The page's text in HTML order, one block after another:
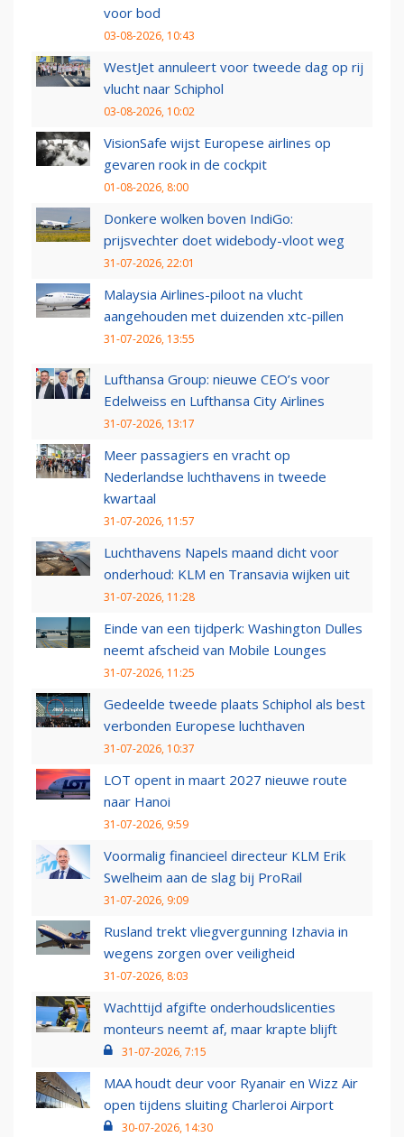
voor bod
03-08-2026, 10:43
WestJet annuleert voor tweede dag op rij
vlucht naar Schiphol
03-08-2026, 10:02
VisionSafe wijst Europese airlines op
gevaren rook in de cockpit
01-08-2026, 8:00
Donkere wolken boven IndiGo:
prijsvechter doet widebody-vloot weg
31-07-2026, 22:01
Malaysia Airlines-piloot na vlucht
aangehouden met duizenden xtc-pillen
31-07-2026, 13:55
Lufthansa Group: nieuwe CEO’s voor
Edelweiss en Lufthansa City Airlines
31-07-2026, 13:17
Meer passagiers en vracht op
Nederlandse luchthavens in tweede
kwartaal
31-07-2026, 11:57
Luchthavens Napels maand dicht voor
onderhoud: KLM en Transavia wijken uit
31-07-2026, 11:28
Einde van een tijdperk: Washington Dulles
neemt afscheid van Mobile Lounges
31-07-2026, 11:25
Gedeelde tweede plaats Schiphol als best
verbonden Europese luchthaven
31-07-2026, 10:37
LOT opent in maart 2027 nieuwe route
naar Hanoi
31-07-2026, 9:59
Voormalig financieel directeur KLM Erik
Swelheim aan de slag bij ProRail
31-07-2026, 9:09
Rusland trekt vliegvergunning Izhavia in
wegens zorgen over veiligheid
31-07-2026, 8:03
Wachttijd afgifte onderhoudslicenties
monteurs neemt af, maar krapte blijft
31-07-2026, 7:15
MAA houdt deur voor Ryanair en Wizz Air
open tijdens sluiting Charleroi Airport
30-07-2026, 14:30